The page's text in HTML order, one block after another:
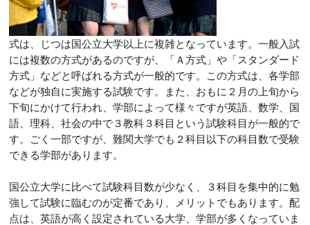
式は、じつは国公立大学以上に複雑となっています。一般入試
には複数の方式があるのですが、「Ａ方式」や「スタンダード
方式」などと呼ばれる方式が一般的です。この方式は、各学部
などが独自に実施する試験です。また、おもに２月の上旬から
下旬にかけて行われ、学部によって様々ですが英語、数学、国
語、理科、社会の中で３教科３科目という試験科目が一般的で
す。ごく一部ですが、難関大学でも２科目以下の科目数で受験
できる学部があります。
国公立大学に比べて試験科目数が少なく、３科目を集中的に勉
強して試験に臨むのが定番であり、メリットでもあります。配
点は、英語が高く設定されている大学、学部が多くなっていま